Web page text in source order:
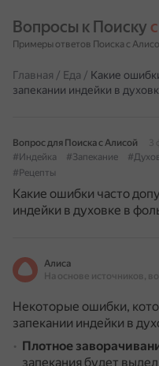
Вопросы к Поиску
Примеры ответов Поиска с
Главная / Еда / Какие
запекании индейки в
Вопрос для Поиска с Алисой
3
#Индейка
#Запекание
#Рецепты
Какие ошибки часто
индейки в духовке в
Алиса
Некоторые ошибки,
запекании индейки в
Плотное
запекания будет